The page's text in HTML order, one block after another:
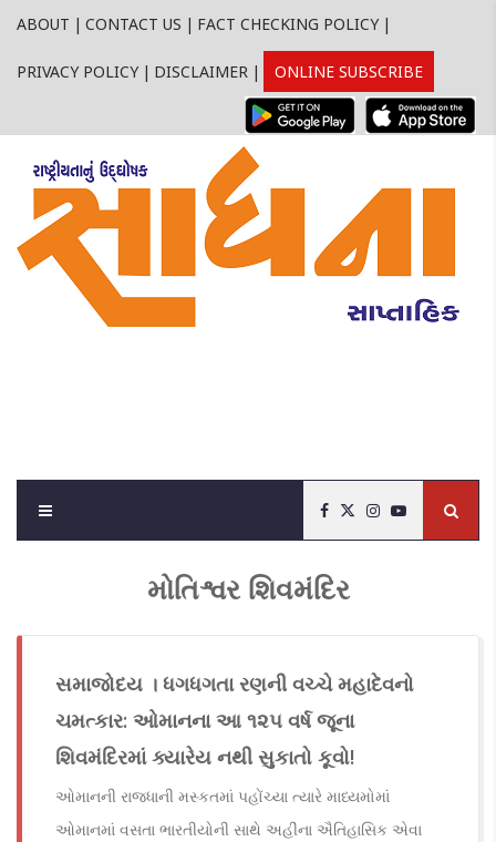
ABOUT | CONTACT US | FACT CHECKING POLICY |
PRIVACY POLICY | DISCLAIMER | ONLINE SUBSCRIBE
મોતિશ્વર શિવમંદિર
સમાજોદય । ધગધગતા રણની વચ્ચે મહાદેવનો
ચમત્કાર: ઓમાનના આ ૧૨૫ વર્ષ જૂના
શિવમંદિરમાં ક્યારેય નથી સુકાતો કૂવો!
ઓમાનની રાજધાની મસ્કતમાં પહોંચ્યા ત્યારે માધ્યમોમાં
ઓમાનમાં વસતા ભારતીયોની સાથે અહીંના ઐતિહાસિક એવા